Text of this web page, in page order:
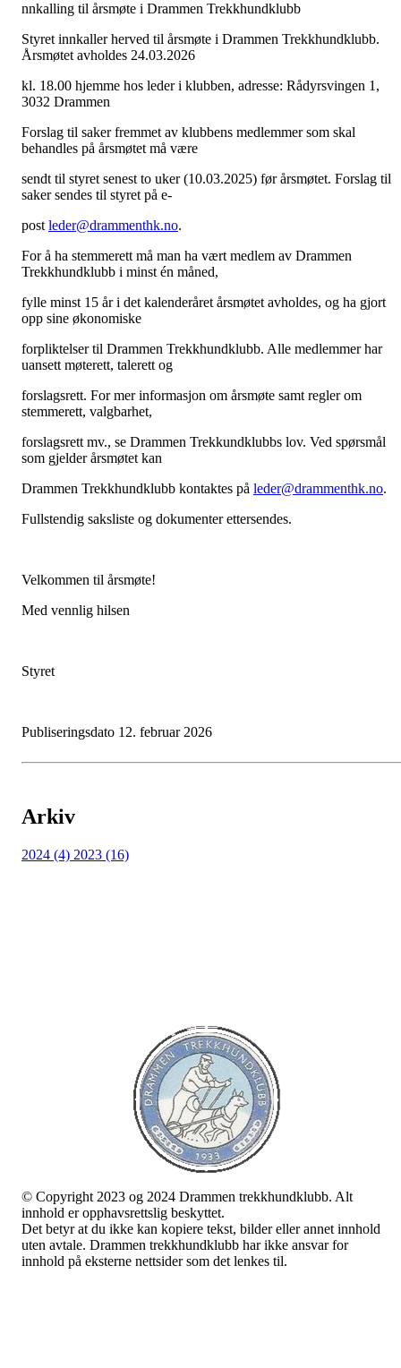
nnkalling til årsmøte i Drammen Trekkhundklubb
Styret innkaller herved til årsmøte i Drammen Trekkhundklubb.
Årsmøtet avholdes 24.03.2026
kl. 18.00 hjemme hos leder i klubben, adresse: Rådyrsvingen 1,
3032 Drammen
Forslag til saker fremmet av klubbens medlemmer som skal
behandles på årsmøtet må være
sendt til styret senest to uker (10.03.2025) før årsmøtet. Forslag til
saker sendes til styret på e-
post leder@drammenthk.no.
For å ha stemmerett må man ha vært medlem av Drammen
Trekkhundklubb i minst én måned,
fylle minst 15 år i det kalenderåret årsmøtet avholdes, og ha gjort
opp sine økonomiske
forpliktelser til Drammen Trekkhundklubb. Alle medlemmer har
uansett møterett, talerett og
forslagsrett. For mer informasjon om årsmøte samt regler om
stemmerett, valgbarhet,
forslagsrett mv., se Drammen Trekkundklubbs lov. Ved spørsmål
som gjelder årsmøtet kan
Drammen Trekkhundklubb kontaktes på leder@drammenthk.no.
Fullstendig saksliste og dokumenter ettersendes.
Velkommen til årsmøte!
Med vennlig hilsen
Styret
Publiseringsdato 12. februar 2026
Arkiv
2024 (4) 2023 (16)
© Copyright 2023 og 2024 Drammen trekkhundklubb. Alt
innhold er opphavsrettslig beskyttet.
Det betyr at du ikke kan kopiere tekst, bilder eller annet innhold
uten avtale. Drammen trekkhundklubb har ikke ansvar for
innhold på eksterne nettsider som det lenkes til.